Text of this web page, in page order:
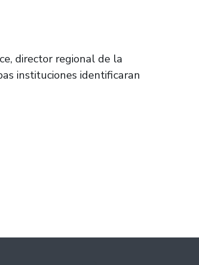
director regional de la
instituciones identificaran
mejores universidades de Irlanda